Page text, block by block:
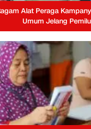
Alat Peraga
Umum Jelang Pemilu